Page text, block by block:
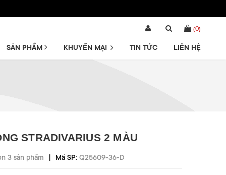
(0)
SẢN PHẨM KHUYẾN MẠI TIN TỨC LIÊN HỆ
STRADIVARIUS 2 MÀU
3 sản phẩm | Mã SP: Q25609-36-D